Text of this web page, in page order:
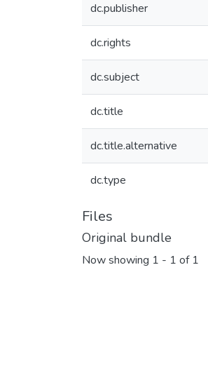
dc.publisher
dc.rights
dc.subject
dc.title
dc.title.alternative
dc.type
Files
Original bundle
Now showing 1 - 1 of 1